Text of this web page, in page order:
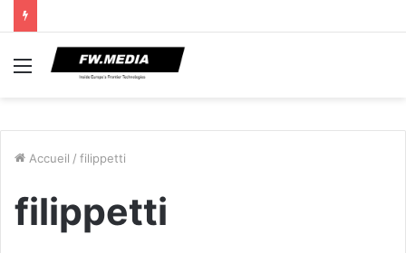
Menu
Accueil / filippetti
filippetti